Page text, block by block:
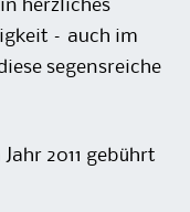
herzliches
– auch im
segensreiche
2011 gebührt